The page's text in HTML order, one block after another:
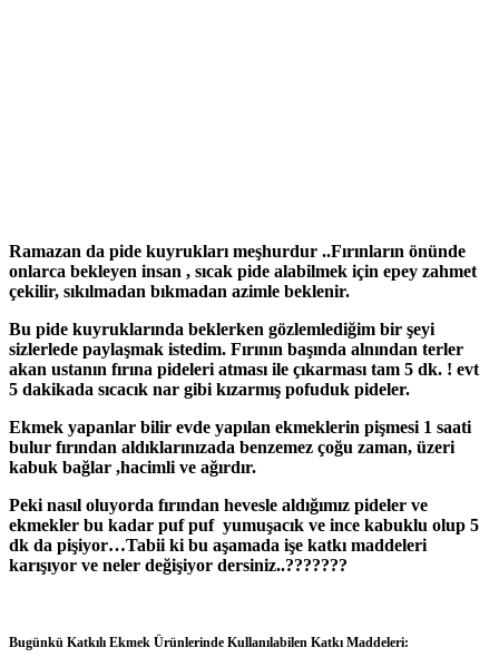
Ramazan da pide kuyrukları meşhurdur ..Fırınların önünde
onlarca bekleyen insan , sıcak pide alabilmek için epey zahmet
çekilir, sıkılmadan bıkmadan azimle beklenir.
Bu pide kuyruklarında beklerken gözlemlediğim bir şeyi
sizlerlede paylaşmak istedim. Fırının başında alnından terler
akan ustanın fırına pideleri atması ile çıkarması tam 5 dk. ! evt
5 dakikada sıcacık nar gibi kızarmış pofuduk pideler.
Ekmek yapanlar bilir evde yapılan ekmeklerin pişmesi 1 saati
bulur fırından aldıklarınızada benzemez çoğu zaman, üzeri
kabuk bağlar ,hacimli ve ağırdır.
Peki nasıl oluyorda fırından hevesle aldığımız pideler ve
ekmekler bu kadar puf puf yumuşacık ve ince kabuklu olup 5
dk da pişiyor…Tabii ki bu aşamada işe katkı maddeleri
karışıyor ve neler değişiyor dersiniz..???????
Bugünkü Katkılı Ekmek Ürünlerinde Kullanılabilen Katkı Maddeleri: